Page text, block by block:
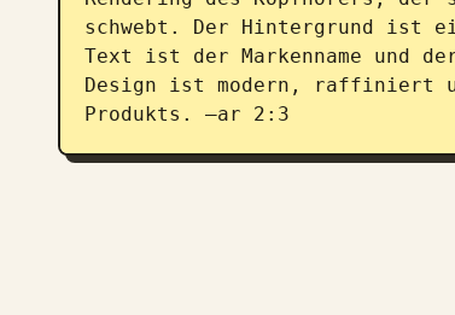
schwebt. Der Hintergrund ist
Text ist der Markenname und
Design ist modern, raffiniert
Produkts. –ar 2:3